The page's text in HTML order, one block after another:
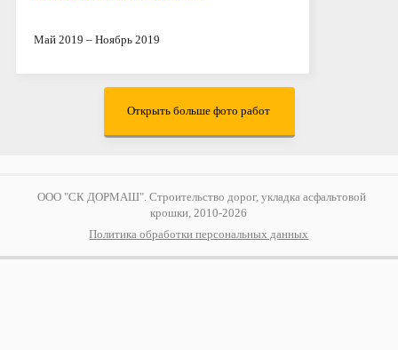
Май 2019 – Ноябрь 2019
Открыть больше фото работ
ООО "СК ДОРМАШ". Строительство дорог, укладка асфальтовой
крошки, 2010-2026
Политика обработки персональных данных